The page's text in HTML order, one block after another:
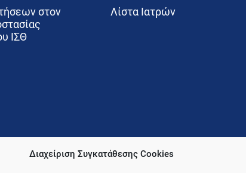
Διαχείριση Συγκατάθεσης Cookies
στον
ΙΣΘ
Λίστα Ιατρών